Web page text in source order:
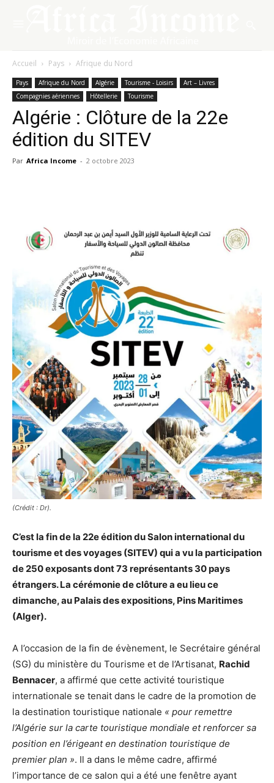
Accueil Pays Afrique du Nord
Pays Afrique du Nord Algérie Tourisme - Loisirs
Art – Livres
Compagnies aériennes
Hôtellerie Tourisme
Algérie : Clôture de la 22e
édition du SITEV
Par Africa Income - 2 octobre 2023
(Crédit : Dr).
C’est la fin de la 22e édition du Salon international du
tourisme et des voyages (SITEV) qui a vu la participation
de 250 exposants dont 73 représentants 30 pays
étrangers. La cérémonie de clôture a eu lieu ce
dimanche, au Palais des expositions, Pins Maritimes
(Alger).
A l’occasion de la fin de évènement, le Secrétaire général
(SG) du ministère du Tourisme et de l’Artisanat, Rachid
Bennacer, a affirmé que cette activité touristique
internationale se tenait dans le cadre de la promotion de
la destination touristique nationale « pour remettre
l’Algérie sur la carte touristique mondiale et renforcer sa
position en l’érigeant en destination touristique de
premier plan ». Il a dans le même cadre, affirmé
l’importance de ce salon qui a été une fenêtre ayant